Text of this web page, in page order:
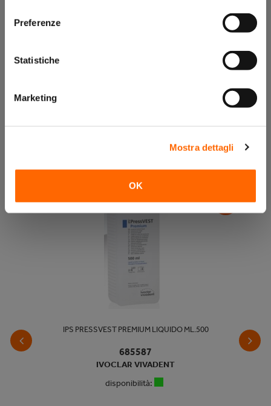
Preferenze
Statistiche
Marketing
Mostra dettagli
OK
Rivestimento a legame fosfatico, privo di grafite. La sua
versatilità ne consente l'uso per la fusione di leghe per
Granulometria super fine per superfici lisce ed espansione
controllabile mediante liquido Hinrivest. Eccellenti proprietà
IPS PRESSVEST PREMIUM LIQUIDO ML.500
685587
IVOCLAR VIVADENT
disponibilità: